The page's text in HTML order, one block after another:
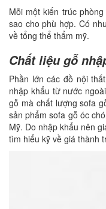
Mỗi một kiến trúc
sao cho phù hợp. Có
về tổng thể thẩm mỹ.
Chất liệu gỗ
Phần lớn các đồ nội
nhập khẩu từ nước
gỗ mà chất lượng sofa
sản phẩm sofa gỗ óc
Mỹ. Do nhập khẩu nên
tìm hiểu kỹ về giá thành